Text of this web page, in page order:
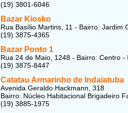
(19) 3801-6046
Bazar Kiosko
Rua Basílio Martins, 11 - Bairro: Jardim
(19) 3875-4365
Bazar Ponto 1
Rua 24 de Maio, 1248 - Bairro: Centro
(19) 3875-8447
Catatau Armarinho de Indaiatuba
Avenida Geraldo Hackmann, 318
Bairro: Núcleo Habitacional Brigadeiro
(19) 3885-1975